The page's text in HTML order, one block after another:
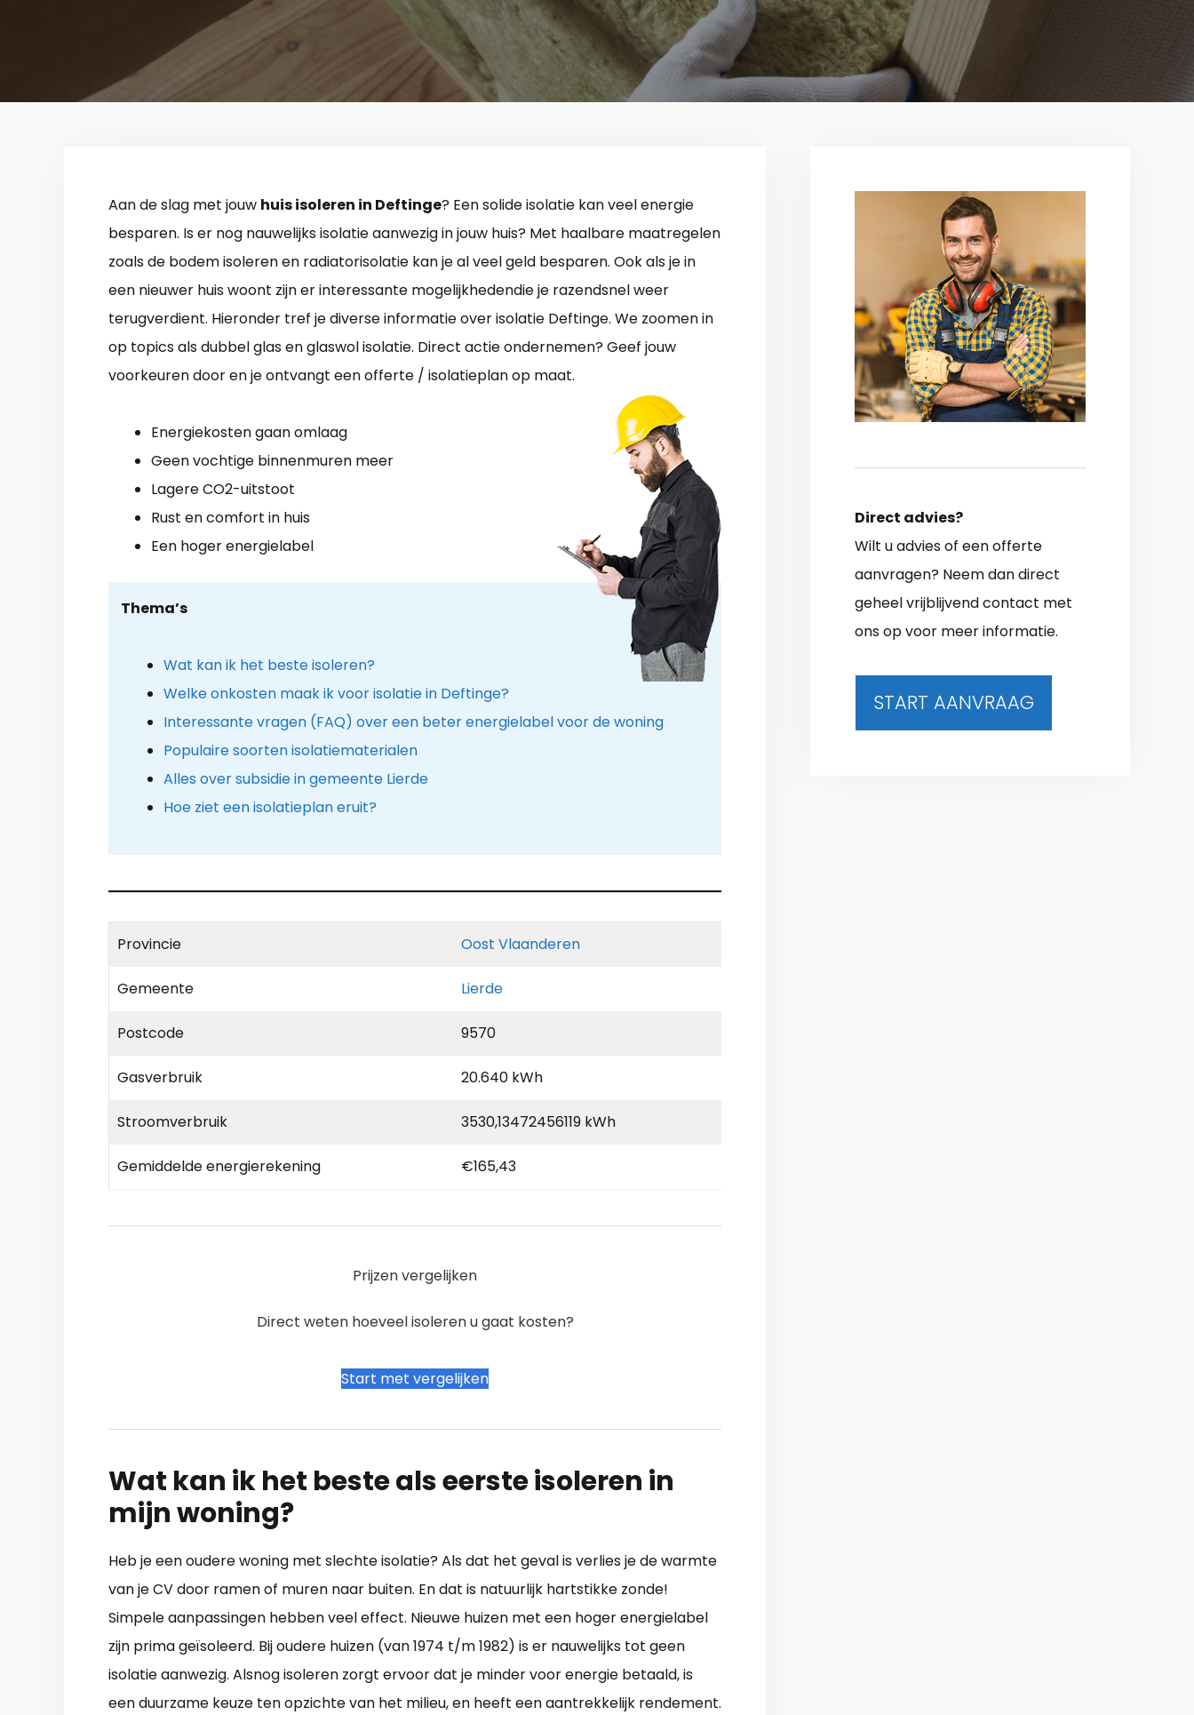
Aan de slag met jouw huis isoleren in Deftinge? Een solide isolatie kan veel energie
besparen. Is er nog nauwelijks isolatie aanwezig in jouw huis? Met haalbare maatregelen
zoals de bodem isoleren en radiatorisolatie kan je al veel geld besparen. Ook als je in
een nieuwer huis woont zijn er interessante mogelijkhedendie je razendsnel weer
terugverdient. Hieronder tref je diverse informatie over isolatie Deftinge. We zoomen in
op topics als dubbel glas en glaswol isolatie. Direct actie ondernemen? Geef jouw
voorkeuren door en je ontvangt een offerte / isolatieplan op maat.
Energiekosten gaan omlaag
Geen vochtige binnenmuren meer
Lagere CO2-uitstoot
Rust en comfort in huis
Een hoger energielabel
Thema’s
Wat kan ik het beste isoleren?
Welke onkosten maak ik voor isolatie in Deftinge?
Interessante vragen (FAQ) over een beter energielabel voor de woning
Populaire soorten isolatiematerialen
Alles over subsidie in gemeente Lierde
Hoe ziet een isolatieplan eruit?
Provincie Oost Vlaanderen
Gemeente Lierde
Postcode 9570
Gasverbruik 20.640 kWh
Stroomverbruik 3530,13472456119 kWh
Gemiddelde energierekening €165,43
Prijzen vergelijken
Direct weten hoeveel isoleren u gaat kosten?
Start met vergelijken
Wat kan ik het beste als eerste isoleren in
mijn woning?
Heb je een oudere woning met slechte isolatie? Als dat het geval is verlies je de warmte
van je CV door ramen of muren naar buiten. En dat is natuurlijk hartstikke zonde!
Simpele aanpassingen hebben veel effect. Nieuwe huizen met een hoger energielabel
zijn prima geïsoleerd. Bij oudere huizen (van 1974 t/m 1982) is er nauwelijks tot geen
isolatie aanwezig. Alsnog isoleren zorgt ervoor dat je minder voor energie betaald, is
een duurzame keuze ten opzichte van het milieu, en heeft een aantrekkelijk rendement.
Direct advies?
Wilt u advies of een offerte
aanvragen? Neem dan direct
geheel vrijblijvend contact met
ons op voor meer informatie.
START AANVRAAG